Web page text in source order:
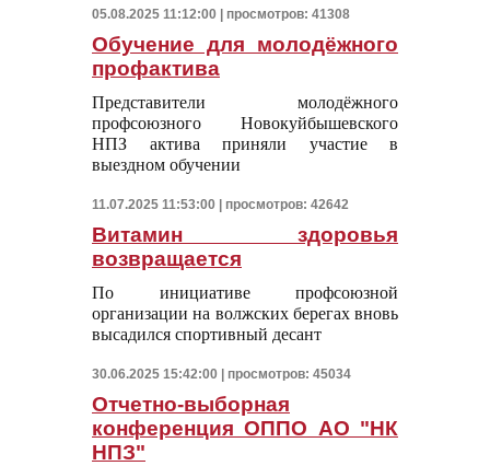
05.08.2025 11:12:00 | просмотров: 41308
Обучение для молодёжного
профактива
Представители молодёжного
профсоюзного Новокуйбышевского
НПЗ актива приняли участие в
выездном обучении
11.07.2025 11:53:00 | просмотров: 42642
Витамин здоровья
возвращается
По инициативе профсоюзной
организации на волжских берегах вновь
высадился спортивный десант
30.06.2025 15:42:00 | просмотров: 45034
Отчетно-выборная
конференция ОППО АО "НК
НПЗ"